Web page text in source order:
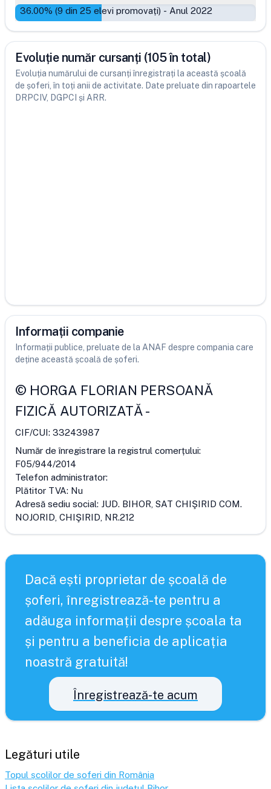
36.00% (9 din 25 elevi promovați) - Anul 2022
Evoluție număr cursanți (105 în total)
Evoluția numărului de cursanți înregistrați la această școală
de șoferi, în toți anii de activitate. Date preluate din rapoartele
DRPCIV, DGPCI și ARR.
Informații companie
Informații publice, preluate de la ANAF despre compania care
deține această școală de șoferi.
© HORGA FLORIAN PERSOANĂ
FIZICĂ AUTORIZATĂ-
CIF/CUI: 33243987
Număr de înregistrare la registrul comerțului:
F05/944/2014
Telefon administrator:
Plătitor TVA: Nu
Adresă sediu social: JUD. BIHOR, SAT CHIŞIRID COM.
NOJORID, CHIŞIRID, NR.212
Dacă ești proprietar de școală de
șoferi, înregistrează-te pentru a
adăuga informații despre școala ta
și pentru a beneficia de aplicația
noastră gratuită!
Înregistrează-te acum
Legături utile
Topul școlilor de șoferi din România